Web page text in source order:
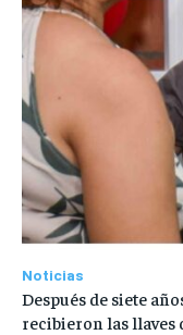
Noticias
Después de siete
recibieron las llaves